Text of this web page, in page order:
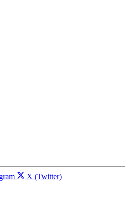
X (Twitter)